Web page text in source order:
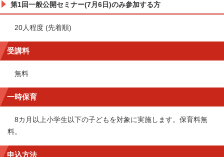
第1回一般公開セミナー(7月6日)のみ参加する方
20人程度 (先着順)
受講料
無料
一時保育
8カ月以上小学生以下の子どもを対象に実施します。保育料無
料。
申込方法